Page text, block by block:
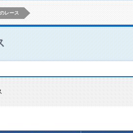
レース